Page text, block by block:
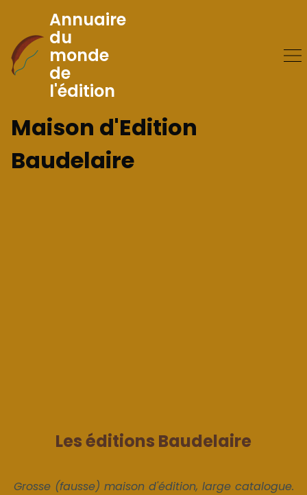
Skip
to
Content
Annuaire
du
monde
de
l'édition
Maison d'Edition
Baudelaire
Les éditions Baudelaire
Grosse (fausse) maison d'édition, large catalogue.